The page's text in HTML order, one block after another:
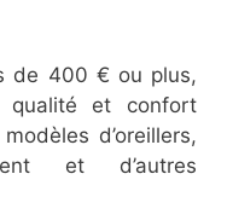
de 400 € ou plus,
qualité et confort
d’oreillers,
et d’autres